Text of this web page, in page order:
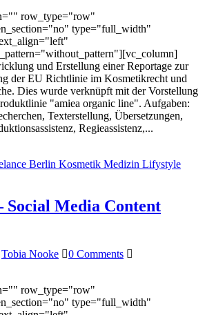
row_type="row"
type="full_width"
und Erstellung einer Reportage zur
der EU Richtlinie im Kosmetikrecht und
Dies wurde verknüpft mit der Vorstellung
"amiea organic line". Aufgaben:
Texterstellung, Übersetzungen,
Regieassistenz,...
Social Media Content
Tobia Nooke
0 Comments
row_type="row"
type="full_width"